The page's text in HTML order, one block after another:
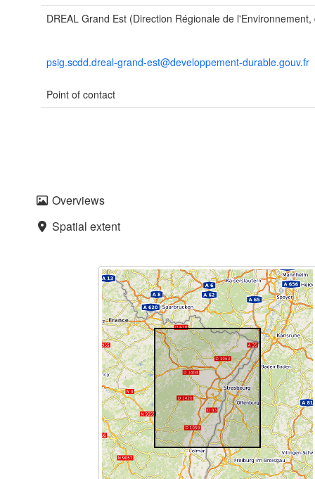
DREAL Grand Est (Direction Régionale de
psig.scdd.dreal-grand-est@developpement-durable.gouv.fr
Point of contact
Overviews
Spatial extent